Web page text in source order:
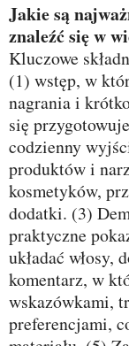
Jakie są najważniejsze elementy, które powinny
znaleźć się w
Kluczowe
(1) wstęp, w
nagrania i
się
codzienny
produktów i
kosmetyków,
dodatki. (3)
praktyczne
układać
komentarz, w
wskazówkami,
preferencjami,